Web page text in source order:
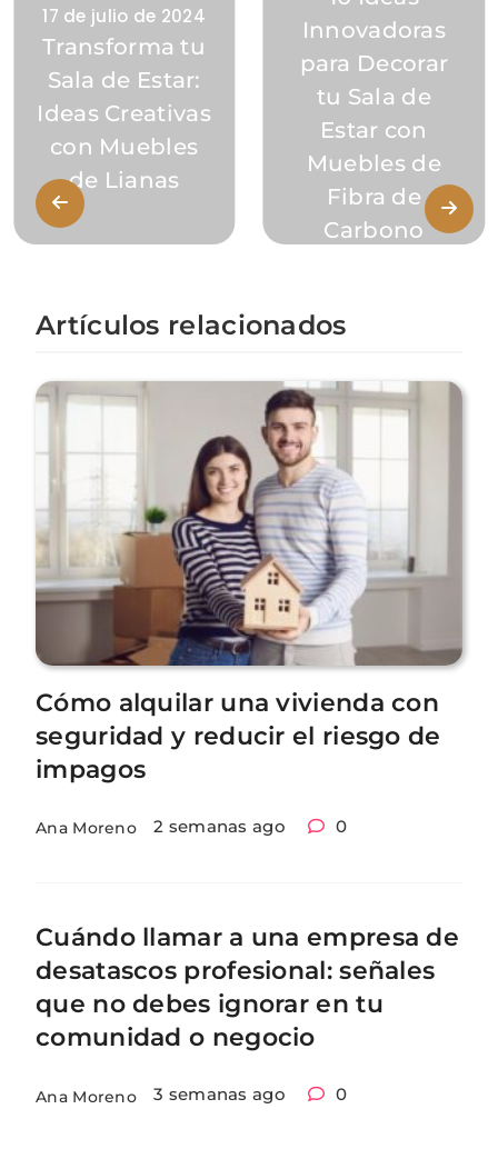
17 de julio de 2024
Transforma tu
Sala de Estar:
Ideas Creativas
con Muebles
de Lianas
Innovadoras
para Decorar
tu Sala de
Estar con
Muebles de
Fibra de
Carbono
Artículos relacionados
Cómo alquilar una vivienda con
seguridad y reducir el riesgo de
impagos
Ana Moreno 2 semanas ago 0
Cuándo llamar a una empresa de
desatascos profesional: señales
que no debes ignorar en tu
comunidad o negocio
Ana Moreno 3 semanas ago 0